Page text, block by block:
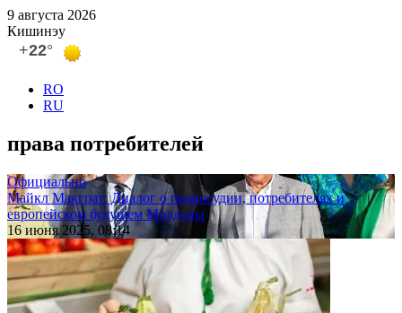
9 августа 2026
Кишинэу
RO
RU
права потребителей
Официально
Майкл Макграт: Диалог о правосудии, потребителях и
европейском будущем Молдовы
16 июня 2025, 08:14